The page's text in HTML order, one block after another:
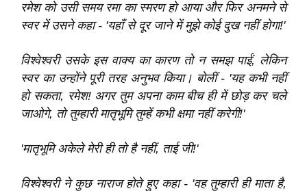
रमेश को उसी समय रमा का स्मरण हो आया और फिर अनमने से
स्वर में उसने कहा - 'यहाँ से दूर जाने में मुझे कोई दुख नहीं होगा!'
विश्‍वेश्‍वरी उसके इस वाक्य का कारण तो न समझ पाईं, लेकिन
स्वर का उन्होंने पूरी तरह अनुभव किया। बोलीं - 'यह कभी नहीं
हो सकता, रमेश! अगर तुम अपना काम बीच ही में छोड़ कर चले
जाओगे, तो तुम्हारी मातृभूमि तुम्हें कभी क्षमा नहीं करेगी!'
'मातृभूमि अकेले मेरी ही तो है नहीं, ताई जी!'
विश्‍वेश्‍वरी ने कुछ नाराज होते हुए कहा - 'वह तुम्हारी ही माता है,